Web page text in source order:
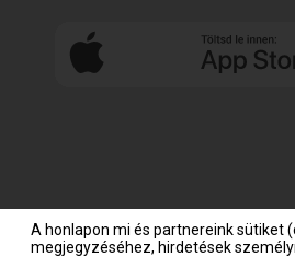
A honlapon mi és partnereink sütiket
megjegyzéséhez, hirdetések